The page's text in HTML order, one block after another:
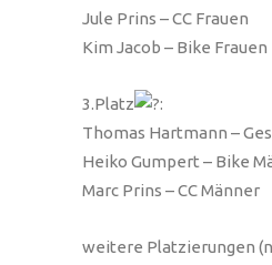
Jule Prins – CC Frauen
Kim Jacob – Bike Frauen
3.Platz
:
Thomas Hartmann –
Heiko Gumpert – Bike
Marc Prins – CC Männer
weitere Platzierungen